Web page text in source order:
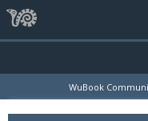
WuBook